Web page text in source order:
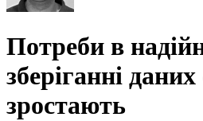
Потреби в
зберіганні
зростають